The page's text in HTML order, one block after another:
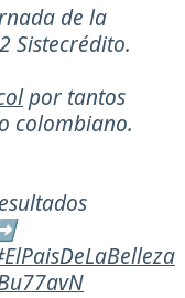
de la
Sistecrédito.
por tantos
colombiano.